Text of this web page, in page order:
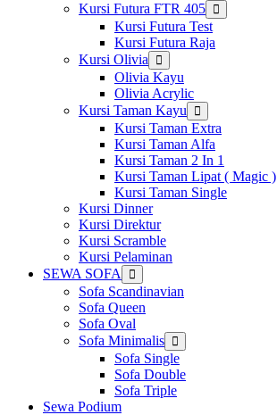
Kursi Futura FTR 405 Show
sub
menu
Kursi Futura Test
Kursi Futura Raja
Kursi Olivia
Show
sub
menu
Olivia Kayu
Olivia Acrylic
Kursi Taman Kayu
Show
sub
menu
Kursi Taman Extra
Kursi Taman Alfa
Kursi Taman 2 In 1
Kursi Taman Lipat ( Magic )
Kursi Taman Single
Kursi Dinner
Kursi Direktur
Kursi Scramble
Kursi Pelaminan
SEWA SOFA
Show
sub
menu
Sofa Scandinavian
Sofa Queen
Sofa Oval
Sofa Minimalis Show
sub
menu
Sofa Single
Sofa Double
Sofa Triple
Sewa Podium